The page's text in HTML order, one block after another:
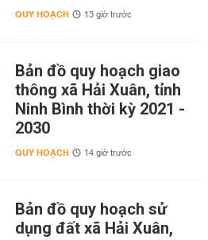
QUY HOẠCH 13 giờ trước
Bản đồ quy hoạch giao
thông xã Hải Xuân, tỉnh
Ninh Bình thời kỳ 2021 -
2030
QUY HOẠCH 14 giờ trước
Bản đồ quy hoạch sử
dụng đất xã Hải Xuân,